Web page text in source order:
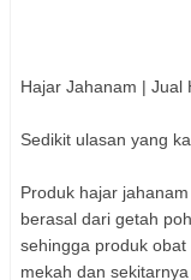
Hajar Jahanam | Jual
Sedikit ulasan yang
Produk hajar
berasal dari getah
sehingga produk
mekah dan